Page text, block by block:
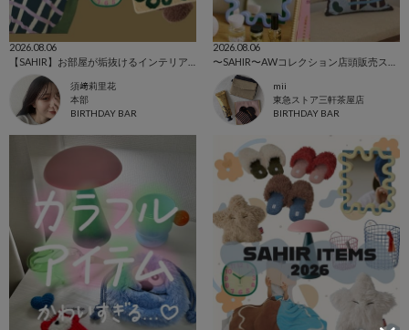
2026.08.06
須﨑莉里花
本部
BIRTHDAY BAR
2026.08.06
mii
東急ストア三軒茶屋店
BIRTHDAY BAR